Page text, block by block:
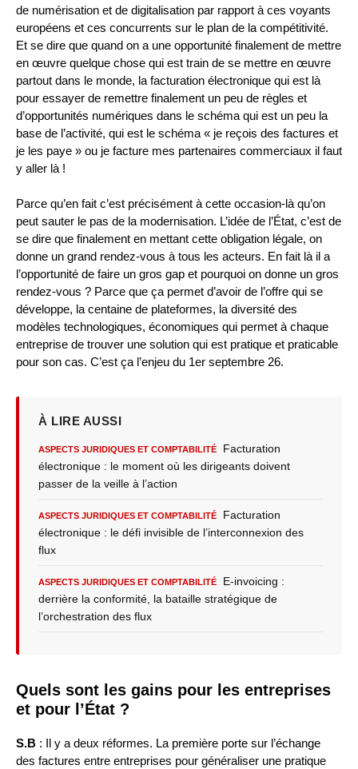
de numérisation et de digitalisation par rapport à ces voyants
européens et ces concurrents sur le plan de la compétitivité.
Et se dire que quand on a une opportunité finalement de mettre
en œuvre quelque chose qui est train de se mettre en œuvre
partout dans le monde, la facturation électronique qui est là
pour essayer de remettre finalement un peu de règles et
d’opportunités numériques dans le schéma qui est un peu la
base de l’activité, qui est le schéma « je reçois des factures et
je les paye » ou je facture mes partenaires commerciaux il faut
y aller là !
Parce qu’en fait c’est précisément à cette occasion-là qu’on
peut sauter le pas de la modernisation. L’idée de l’État, c’est de
se dire que finalement en mettant cette obligation légale, on
donne un grand rendez-vous à tous les acteurs. En fait là il a
l’opportunité de faire un gros gap et pourquoi on donne un gros
rendez-vous ? Parce que ça permet d’avoir de l’offre qui se
développe, la centaine de plateformes, la diversité des
modèles technologiques, économiques qui permet à chaque
entreprise de trouver une solution qui est pratique et praticable
pour son cas. C’est ça l’enjeu du 1er septembre 26.
À LIRE AUSSI
ASPECTS JURIDIQUES ET COMPTABILITÉ
Facturation
électronique : le moment où les dirigeants doivent
passer de la veille à l’action
ASPECTS JURIDIQUES ET COMPTABILITÉ
Facturation
électronique : le défi invisible de l’interconnexion des
flux
ASPECTS JURIDIQUES ET COMPTABILITÉ
E-invoicing :
derrière la conformité, la bataille stratégique de
l’orchestration des flux
Quels sont les gains pour les entreprises
et pour l’État ?
S.B : Il y a deux réformes. La première porte sur l’échange
des factures entre entreprises pour généraliser une pratique